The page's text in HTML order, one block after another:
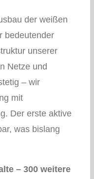
der weißen
bedeutender
unserer
Netze und
– wir
mit
Der erste aktive
was bislang
– 300 weitere